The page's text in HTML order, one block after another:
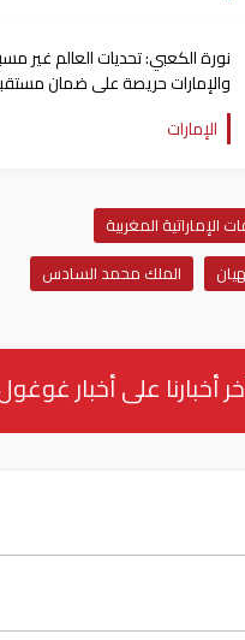
نورة الكعبي: تحديات العالم غير
والإمارات حريصة على ضمان
للإنسانية
الإمارات
الإماراتية المغربية
الملك محمد السادس
أخبارنا على أخبار